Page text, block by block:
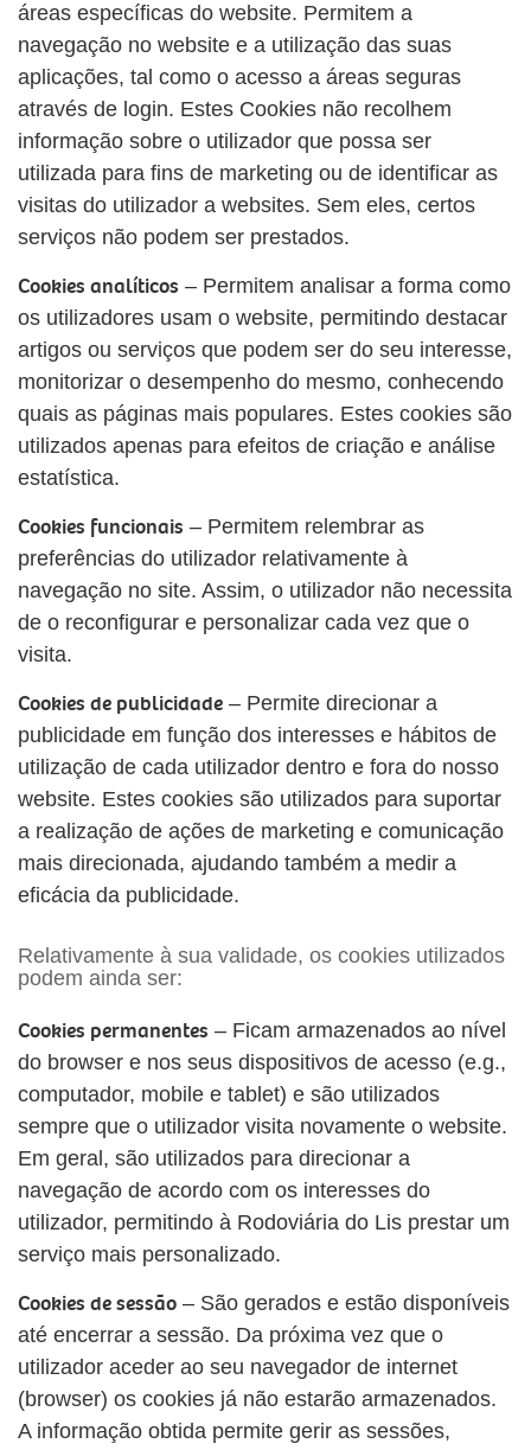
áreas específicas do website. Permitem a
navegação no website e a utilização das suas
aplicações, tal como o acesso a áreas seguras
através de login. Estes Cookies não recolhem
informação sobre o utilizador que possa ser
utilizada para fins de marketing ou de identificar as
visitas do utilizador a websites. Sem eles, certos
serviços não podem ser prestados.
Cookies analíticos – Permitem analisar a forma como
os utilizadores usam o website, permitindo destacar
artigos ou serviços que podem ser do seu interesse,
monitorizar o desempenho do mesmo, conhecendo
quais as páginas mais populares. Estes cookies são
utilizados apenas para efeitos de criação e análise
estatística.
Cookies funcionais – Permitem relembrar as
preferências do utilizador relativamente à
navegação no site. Assim, o utilizador não necessita
de o reconfigurar e personalizar cada vez que o
visita.
Cookies de publicidade – Permite direcionar a
publicidade em função dos interesses e hábitos de
utilização de cada utilizador dentro e fora do nosso
website. Estes cookies são utilizados para suportar
a realização de ações de marketing e comunicação
mais direcionada, ajudando também a medir a
eficácia da publicidade.
Relativamente à sua validade, os cookies utilizados
podem ainda ser:
Cookies permanentes – Ficam armazenados ao nível
do browser e nos seus dispositivos de acesso (e.g.,
computador, mobile e tablet) e são utilizados
sempre que o utilizador visita novamente o website.
Em geral, são utilizados para direcionar a
navegação de acordo com os interesses do
utilizador, permitindo à Rodoviária do Lis prestar um
serviço mais personalizado.
Cookies de sessão – São gerados e estão disponíveis
até encerrar a sessão. Da próxima vez que o
utilizador aceder ao seu navegador de internet
(browser) os cookies já não estarão armazenados.
A informação obtida permite gerir as sessões,